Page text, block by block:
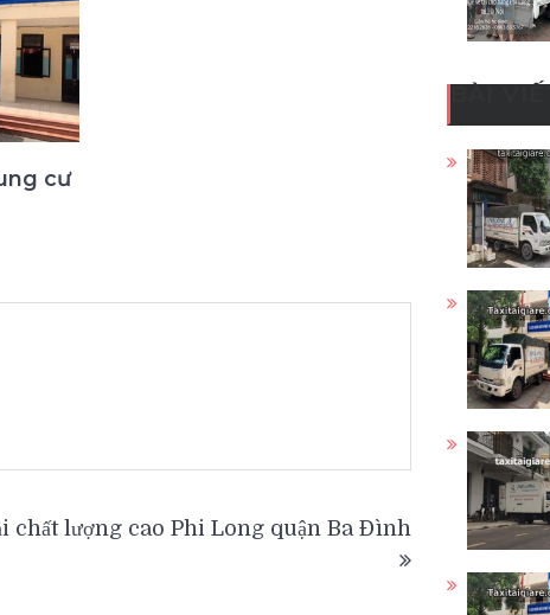
cư
chất lượng cao Phi Long quận Ba Đình
BÀI